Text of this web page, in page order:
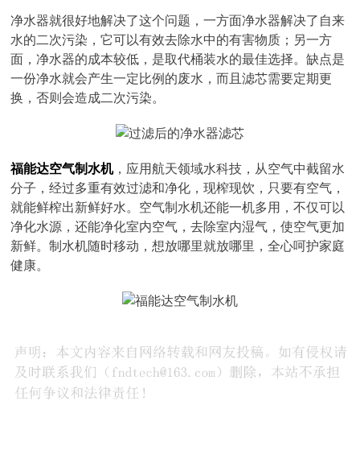
净水器就很好地解决了这个问题，一方面净水器解决了自来
水的二次污染，它可以有效去除水中的有害物质；另一方
面，净水器的成本较低，是取代桶装水的最佳选择。缺点是
一份净水就会产生一定比例的废水，而且滤芯需要定期更
换，否则会造成二次污染。
福能达空气制水机，应用航天领域水科技，从空气中截留水
分子，经过多重有效过滤和净化，现榨现饮，只要有空气，
就能鲜榨出新鲜好水。空气制水机还能一机多用，不仅可以
净化水源，还能净化室内空气，去除室内湿气，使空气更加
新鲜。制水机随时移动，想放哪里就放哪里，全心呵护家庭
健康。